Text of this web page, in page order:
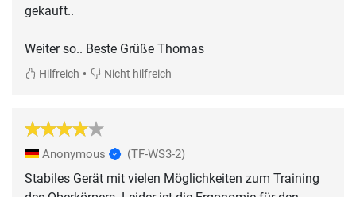
gekauft..
Weiter so.. Beste Grüße Thomas
Hilfreich • Nicht hilfreich
Anonymous (TF-WS3-2)
Stabiles Gerät mit vielen Möglichkeiten zum Training